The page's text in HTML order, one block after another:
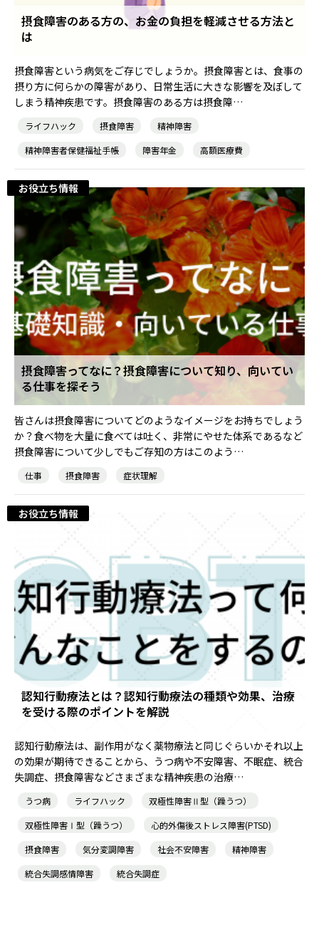
摂食障害のある方の、お金の負担を軽減させる方法と
は
摂食障害という病気をご存じでしょうか。摂食障害とは、食事の
摂り方に何らかの障害があり、日常生活に大きな影響を及ぼして
しまう精神疾患です。摂食障害のある方は摂食障…
ライフハック 摂食障害
精神障害
精神障害者保健福祉手帳
障害年金 高額医療費
お役立ち情報
摂食障害ってなに？摂食障害について知り、向いてい
る仕事を探そう
皆さんは摂食障害についてどのようなイメージをお持ちでしょう
か？食べ物を大量に食べては吐く、非常にやせた体系であるなど
摂食障害について少しでもご存知の方はこのよう…
仕事 摂食障害 症状理解
お役立ち情報
認知行動療法とは？認知行動療法の種類や効果、治療
を受ける際のポイントを解説
認知行動療法は、副作用がなく薬物療法と同じぐらいかそれ以上
の効果が期待できることから、うつ病や不安障害、不眠症、統合
失調症、摂食障害などさまざまな精神疾患の治療…
うつ病 ライフハック
双極性障害Ⅱ型（躁うつ）
双極性障害Ⅰ型（躁うつ）
心的外傷後ストレス障害(PTSD)
摂食障害
気分変調障害 社会不安障害
精神障害
統合失調感情障害
統合失調症